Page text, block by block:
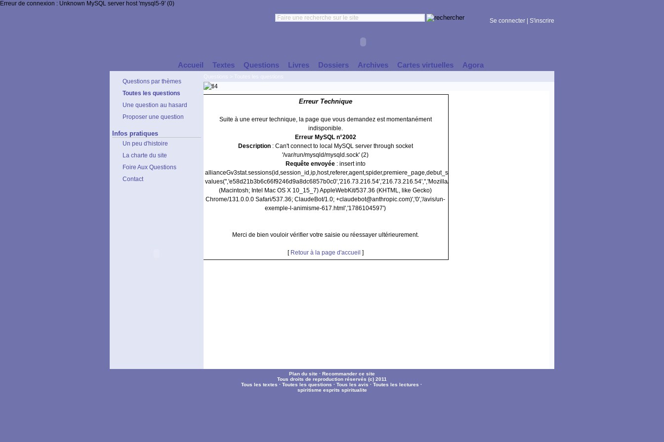
Erreur de connexion : Unknown MySQL server host 'mysql5-9' (0)
Se connecter S'inscrire
Accueil Textes Questions Livres Dossiers Archives Cartes virtuelles Agora
Questions par thèmes
Toutes les questions
Une question au hasard
Proposer une question
Infos pratiques
Un peu d'histoire
La charte du site
Foire Aux Questions
Contact
Erreur Technique
Suite à une erreur technique, la page que vous demandez est momentanément
indisponible.
Erreur MySQL n°2002
Description: Can't connect to local MySQL server through socket
'/var/run/mysqld/mysqld.sock' (2)
Requête envoyée: insert into
allianceGv3stat.sessions(id,session_id,ip,host,referer,agent,spider,premiere_page,debut_session)
values('','e58d21b3b6c66f9246d9a8dc6857b0c0','216.73.216.54','216.73.216.54','','Mozilla/5.0
(Macintosh; Intel Mac OS X 10_15_7) AppleWebKit/537.36 (KHTML, like Gecko)
Chrome/131.0.0.0 Safari/537.36; ClaudeBot/1.0; +claudebot@anthropic.com)','0','/avis/un-
exemple-l-animisme-617.html','1786104597')
Merci de bien vouloir vérifier votre saisie ou réessayer ultérieurement.
[ Retour à la page d'accueil ]
Plan du site · Recommander ce site
Tous droits de reproduction réservés (c) 2011
Tous les textes · Toutes les questions · Tous les avis · Toutes les lectures ·
spiritisme esprits spiritualite